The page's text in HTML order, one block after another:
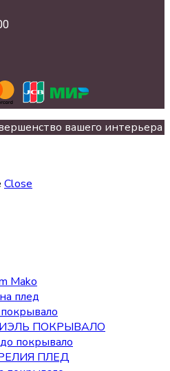
вашего интерьера
Close
Mako
плед
ПОКРЫВАЛО
покрывало
ПЛЕД